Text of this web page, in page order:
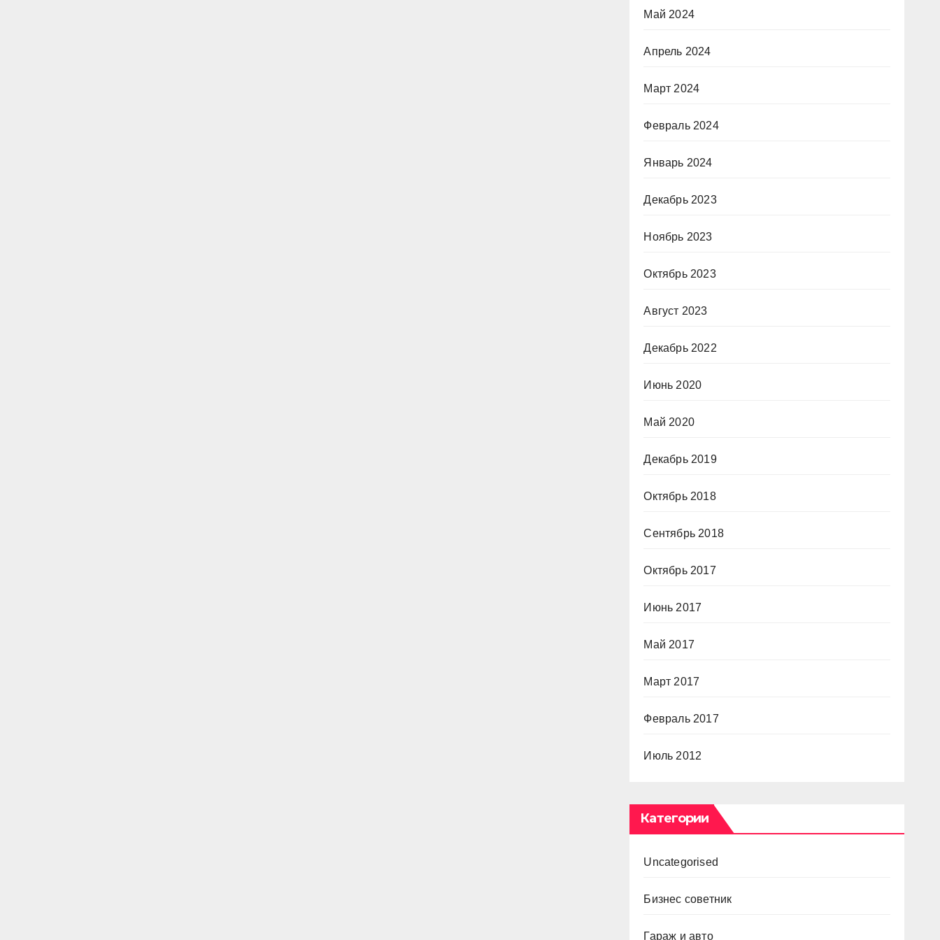
Май 2024
Апрель 2024
Март 2024
Февраль 2024
Январь 2024
Декабрь 2023
Ноябрь 2023
Октябрь 2023
Август 2023
Декабрь 2022
Июнь 2020
Май 2020
Декабрь 2019
Октябрь 2018
Сентябрь 2018
Октябрь 2017
Июнь 2017
Май 2017
Март 2017
Февраль 2017
Июль 2012
Категории
Uncategorised
Бизнес советник
Гараж и авто